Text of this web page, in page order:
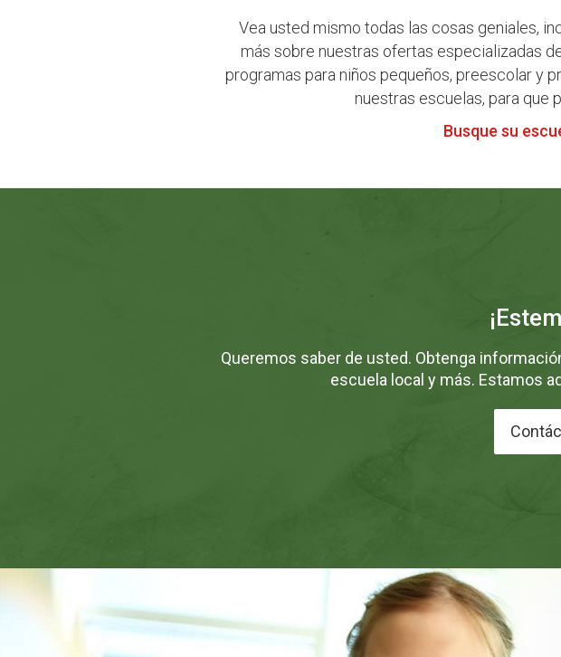
Vea usted mismo todas las cosas geniales,
más sobre nuestras ofertas especializadas
programas para niños pequeños, preescolar y
nuestras escuelas, para que
Busque su
Queremos saber de usted. Obtenga
escuela local y más. Estamos